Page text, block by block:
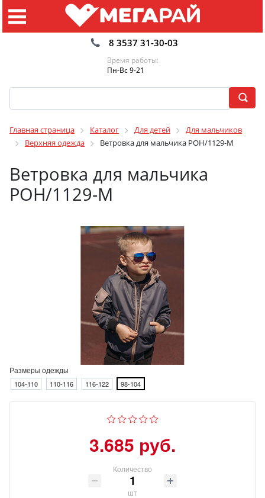
8 3537 31-30-03
Время работы:
Пн-Вс 9-21
Главная страница Каталог Для детей
Для мальчиков
Верхняя одежда
Ветровка для мальчика РОН/1129-М
Ветровка для мальчика
РОН/1129-М
Размеры одежды
104-110 110-116 116-122 98-104
3.685 руб.
Количество
шт